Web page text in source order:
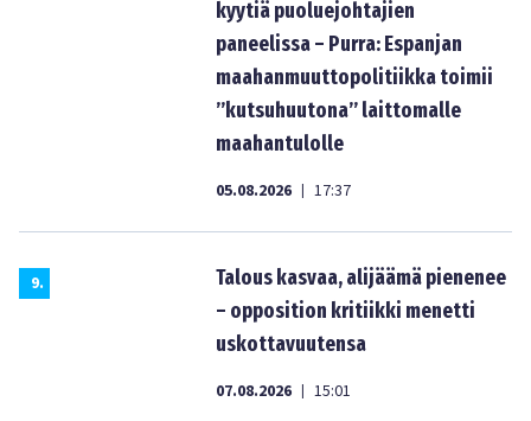
kyytiä puoluejohtajien
paneelissa – Purra: Espanjan
maahanmuuttopolitiikka toimii
”kutsuhuutona” laittomalle
maahantulolle
05.08.2026 | 17:37
9.
Talous kasvaa, alijäämä pienenee
– opposition kritiikki menetti
uskottavuutensa
07.08.2026 | 15:01